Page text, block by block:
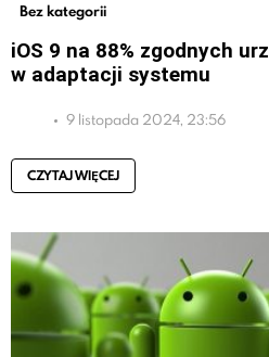
Bez kategorii
iOS 9 na 88% zgodnych
w adaptacji systemu
9 listopada 2024, 23:56
CZYTAJ WIĘCEJ